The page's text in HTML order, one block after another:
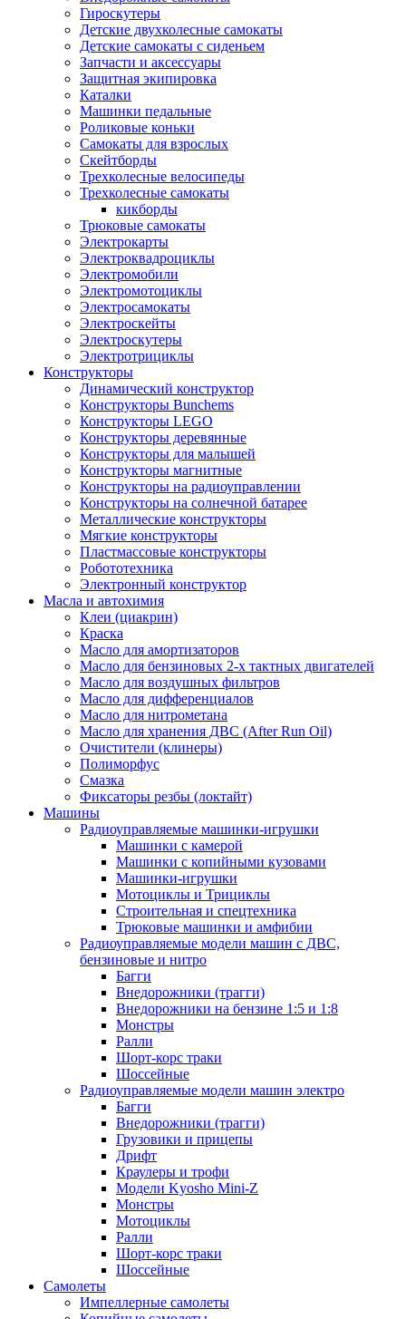
Гироскутеры
Детские двухколесные самокаты
Детские самокаты с сиденьем
Запчасти и аксессуары
Защитная экипировка
Каталки
Машинки педальные
Роликовые коньки
Самокаты для взрослых
Скейтборды
Трехколесные велосипеды
Трехколесные самокаты
кикборды
Трюковые самокаты
Электрокарты
Электроквадроциклы
Электромобили
Электромотоциклы
Электросамокаты
Электроскейты
Электроскутеры
Электротрициклы
Конструкторы
Динамический конструктор
Конструкторы Bunchems
Конструкторы LEGO
Конструкторы деревянные
Конструкторы для малышей
Конструкторы магнитные
Конструкторы на радиоуправлении
Конструкторы на солнечной батарее
Металлические конструкторы
Мягкие конструкторы
Пластмассовые конструкторы
Робототехника
Электронный конструктор
Масла и автохимия
Клеи (циакрин)
Краска
Масло для амортизаторов
Масло для бензиновых 2-х тактных двигателей
Масло для воздушных фильтров
Масло для дифференциалов
Масло для нитрометана
Масло для хранения ДВС (After Run Oil)
Очистители (клинеры)
Полиморфус
Смазка
Фиксаторы резбы (локтайт)
Машины
Радиоуправляемые машинки-игрушки
Машинки с камерой
Машинки с копийными кузовами
Машинки-игрушки
Мотоциклы и Трициклы
Строительная и спецтехника
Трюковые машинки и амфибии
Радиоуправляемые модели машин с ДВС,
бензиновые и нитро
Багги
Внедорожники (трагги)
Внедорожники на бензине 1:5 и 1:8
Монстры
Ралли
Шорт-корс траки
Шоссейные
Радиоуправляемые модели машин электро
Багги
Внедорожники (трагги)
Грузовики и прицепы
Дрифт
Краулеры и трофи
Модели Kyosho Mini-Z
Монстры
Мотоциклы
Ралли
Шорт-корс траки
Шоссейные
Самолеты
Импеллерные самолеты